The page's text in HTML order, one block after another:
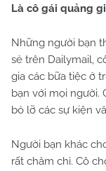
Là cô gái quảng
Những người bạn
sẻ trên Dailymail,
gia các bữa tiệc ở
bạn với mọi người.
bỏ lỡ các sự kiện
Người bạn khác
rất chăm chỉ. Cô